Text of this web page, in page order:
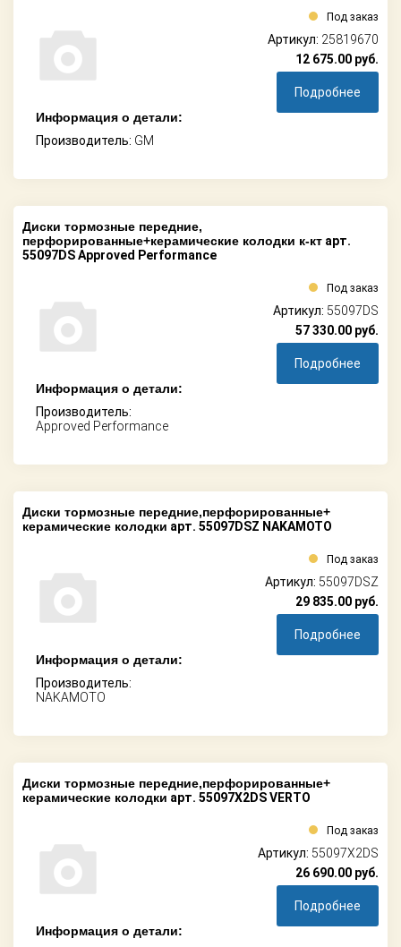
Информация о детали:
Производитель: GM
Под заказ
Артикул: 25819670
12 675.00 руб.
Подробнее
Диски тормозные передние,
перфорированные+керамические колодки к-кт арт.
55097DS Approved Performance
Информация о детали:
Производитель:
Approved Performance
Под заказ
Артикул: 55097DS
57 330.00 руб.
Подробнее
Диски тормозные передние,перфорированные+
керамические колодки арт. 55097DSZ NAKAMOTO
Информация о детали:
Производитель:
NAKAMOTO
Под заказ
Артикул: 55097DSZ
29 835.00 руб.
Подробнее
Диски тормозные передние,перфорированные+
керамические колодки арт. 55097X2DS VERTO
Информация о детали:
Под заказ
Артикул: 55097X2DS
26 690.00 руб.
Подробнее